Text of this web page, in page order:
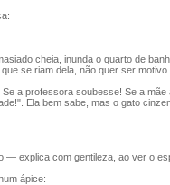
cheia, inunda o quarto de
se riam dela, não quer ser motivo
a professora soubesse! Se a
Ela bem sabe, mas o gato
explica com gentileza, ao ver o
ápice: